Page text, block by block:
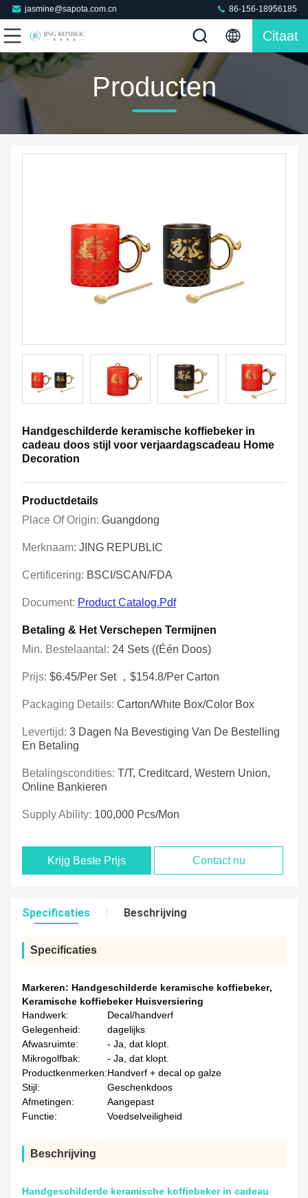
jasmine@sapota.com.cn 86-156-18956185
Citaat
Producten
Handgeschilderde keramische koffiebeker in
cadeau doos stijl voor verjaardagscadeau Home
Decoration
Productdetails
Place Of Origin: Guangdong
Merknaam: JING REPUBLIC
Certificering: BSCI/SCAN/FDA
Document: Product Catalog.pdf
Betaling & Het Verschepen Termijnen
Min. Bestelaantal: 24 Sets ((één Doos)
Prijs: $6.45/per Set ，$154.8/per Carton
Packaging Details: Carton/White Box/Color Box
Levertijd: 3 Dagen Na Bevestiging Van De Bestelling
En Betaling
Betalingscondities: T/T, Creditcard, Western Union,
Online Bankieren
Supply Ability: 100,000 Pcs/mon
Krijg Beste Prijs Contact nu
Specificaties Beschrijving
Specificaties
Markeren: Handgeschilderde keramische koffiebeker,
Keramische koffiebeker Huisversiering
Handwerk:
Decal/handverf
Gelegenheid:
dagelijks
Afwasruimte:
- Ja, dat klopt.
Mikrogolfbak:
- Ja, dat klopt.
Productkenmerken:Handverf + decal op galze
Stijl:
Geschenkdoos
Afmetingen:
Aangepast
Functie:
Voedselveiligheid
Beschrijving
Handgeschilderde keramische koffiebeker in cadeau